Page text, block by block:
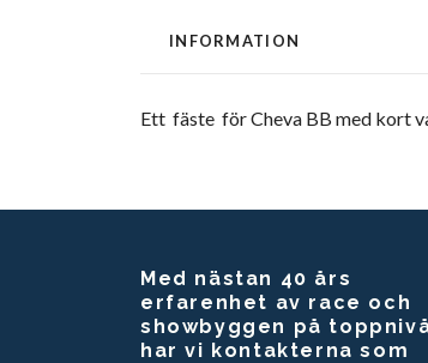
INFORMATION
Ett fäste för Cheva BB med kort
Med nästan 40 års
erfarenhet av race och
showbyggen på
har vi kontakterna som